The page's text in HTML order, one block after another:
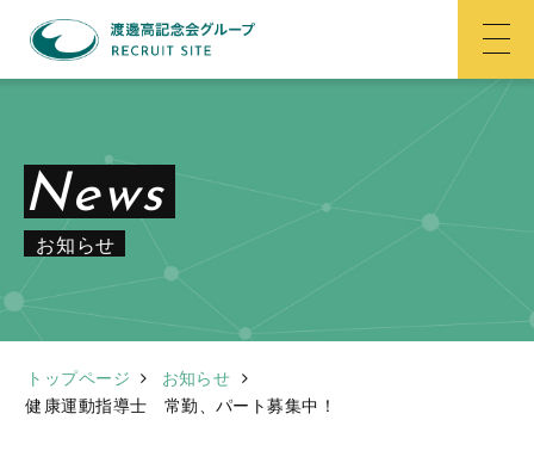
News
お知らせ
トップページ
お知らせ
健康運動指導士 常勤、パート募集中！